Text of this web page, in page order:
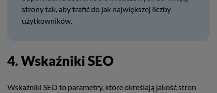
strony tak, aby trafić do jak największej liczby
użytkowników.
4. Wskaźniki SEO
Wskaźniki SEO to parametry, które określają jakość stron